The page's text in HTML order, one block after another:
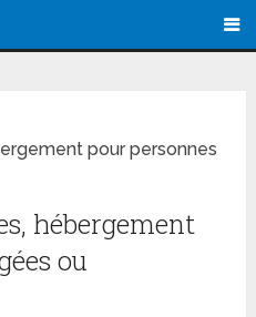
pour personnes
hébergement
ou